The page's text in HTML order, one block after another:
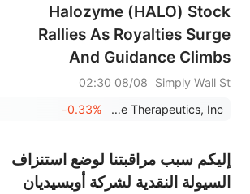
Halozyme (HALO) Stock
Rallies As Royalties Surge
And Guidance Climbs
Simply Wall St
08/08 02:30
Halozyme Therapeutics, Inc.
-0.33%
إليكم سبب مراقبتنا لوضع استنزاف
السيولة النقدية لشركة أوبسيديان